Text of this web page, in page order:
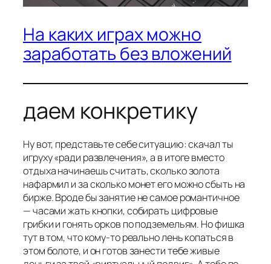
На каких играх можно
заработать без вложений
даем конкретику
Ну вот, представьте себе ситуацию: скачал ты
игруху «ради развлечения», а в итоге вместо
отдыха начинаешь считать, сколько золота
нафармил и за сколько монет его можно сбыть на
бирже. Вроде бы занятие не самое романтичное
— часами жать кнопки, собирать цифровые
грибки и гонять орков по подземельям. Но фишка
тут в том, что кому-то реально лень копаться в
этом болоте, и он готов занести тебе живые